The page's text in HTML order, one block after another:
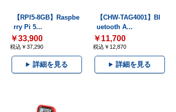
【RPI5-8GB】Raspbe
rry Pi 5...
￥33,900
税込￥37,290
詳細を見る
【CHW-TAG4001】Bl
uetooth A...
￥11,700
税込￥12,870
詳細を見る